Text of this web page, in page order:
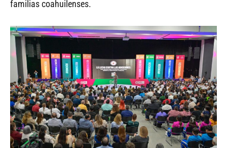
familias coahuilenses.